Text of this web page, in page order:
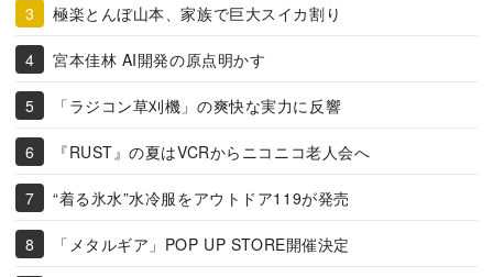
極楽とんぼ山本、家族で巨大スイカ割り
宮本佳林 AI開発の原点明かす
「ラジコン草刈機」の爽快な実力に反響
『RUST』の夏はVCRからニコニコ老人会へ
“着る氷水”水冷服をアウトドア119が発売
「メタルギア」POP UP STORE開催決定